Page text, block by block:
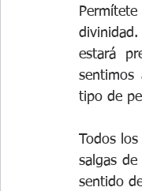
estará
sentimos
tipo de
Todos
salgas
sentido